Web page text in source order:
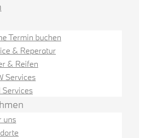
Termin buchen
& Reperatur
& Reifen
Services
Services
uns